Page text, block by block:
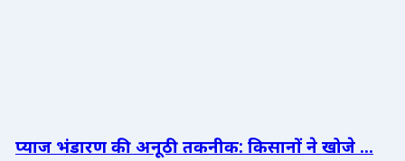
प्याज भंडारण की अनूठी तकनीक: किसानों ने खोजे ...